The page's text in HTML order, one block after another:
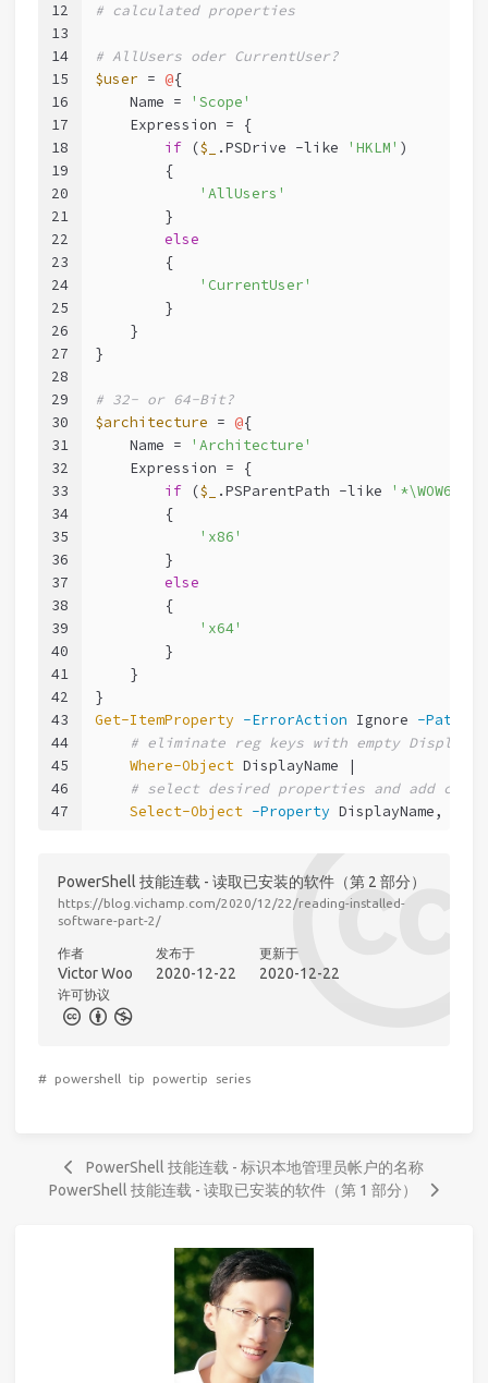
12
13
14
15
16
17
18
19
20
21
22
23
24
25
26
27
28
29
30
31
32
33
34
35
36
37
38
39
40
41
42
43
44
45
46
47
# calculated properties
# AllUsers oder CurrentUser?
$user = @{
    Name =
'Scope'
    Expression = {
if ($_ .PSDrive -like 'HKLM' )
        {
'AllUsers'
        }
else
        {
'CurrentUser'
        }
    }
}
# 32- or 64-Bit?
$architecture = @{
    Name =
'Architecture'
    Expression = {
if ($_ .PSParentPath -like
        {
'x86'
        }
else
        {
'x64'
        }
    }
}
Get-ItemProperty -ErrorAction Ignore -Path
# eliminate reg keys with empty
Where-Object DisplayName |
# select desired properties and add
Select-Object -Property DisplayName,
PowerShell 技能连载 - 读取已安装的软件（第 2 部分）
https://blog.vichamp.com/2020/12/22/reading-installed-
software-part-2/
作者
Victor Woo
发布于
2020-12-22
更新于
2020-12-22
许可协议
# powershell tip powertip series
PowerShell 技能连载 - 标识本地管理员帐户的名称
PowerShell 技能连载 - 读取已安装的软件（第 1 部分）